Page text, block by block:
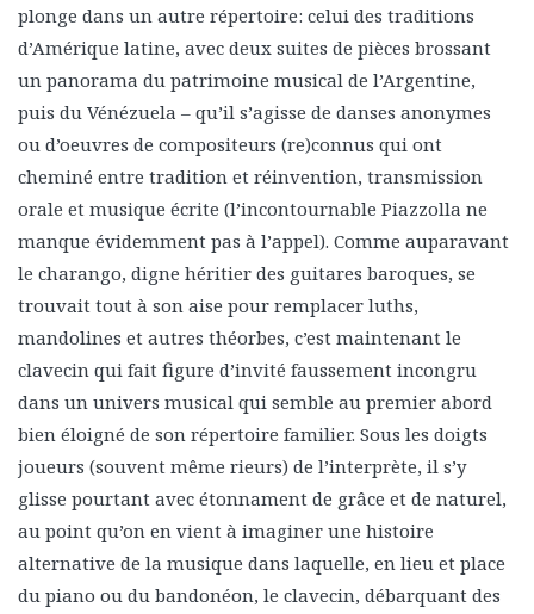
plonge dans un autre répertoire: celui des traditions
d’Amérique latine, avec deux suites de pièces brossant
un panorama du patrimoine musical de l’Argentine,
puis du Vénézuela – qu’il s’agisse de danses anonymes
ou d’oeuvres de compositeurs (re)connus qui ont
cheminé entre tradition et réinvention, transmission
orale et musique écrite (l’incontournable Piazzolla ne
manque évidemment pas à l’appel). Comme auparavant
le charango, digne héritier des guitares baroques, se
trouvait tout à son aise pour remplacer luths,
mandolines et autres théorbes, c’est maintenant le
clavecin qui fait figure d’invité faussement incongru
dans un univers musical qui semble au premier abord
bien éloigné de son répertoire familier. Sous les doigts
joueurs (souvent même rieurs) de l’interprète, il s’y
glisse pourtant avec étonnament de grâce et de naturel,
au point qu’on en vient à imaginer une histoire
alternative de la musique dans laquelle, en lieu et place
du piano ou du bandonéon, le clavecin, débarquant des